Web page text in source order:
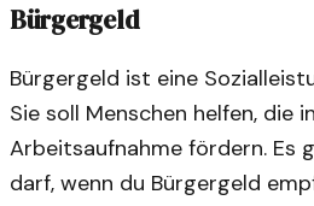
Bürgergeld
Bürgergeld ist eine
Sie soll Menschen helfen, die
Arbeitsaufnahme fördern. Es
darf, wenn du Bürgergeld